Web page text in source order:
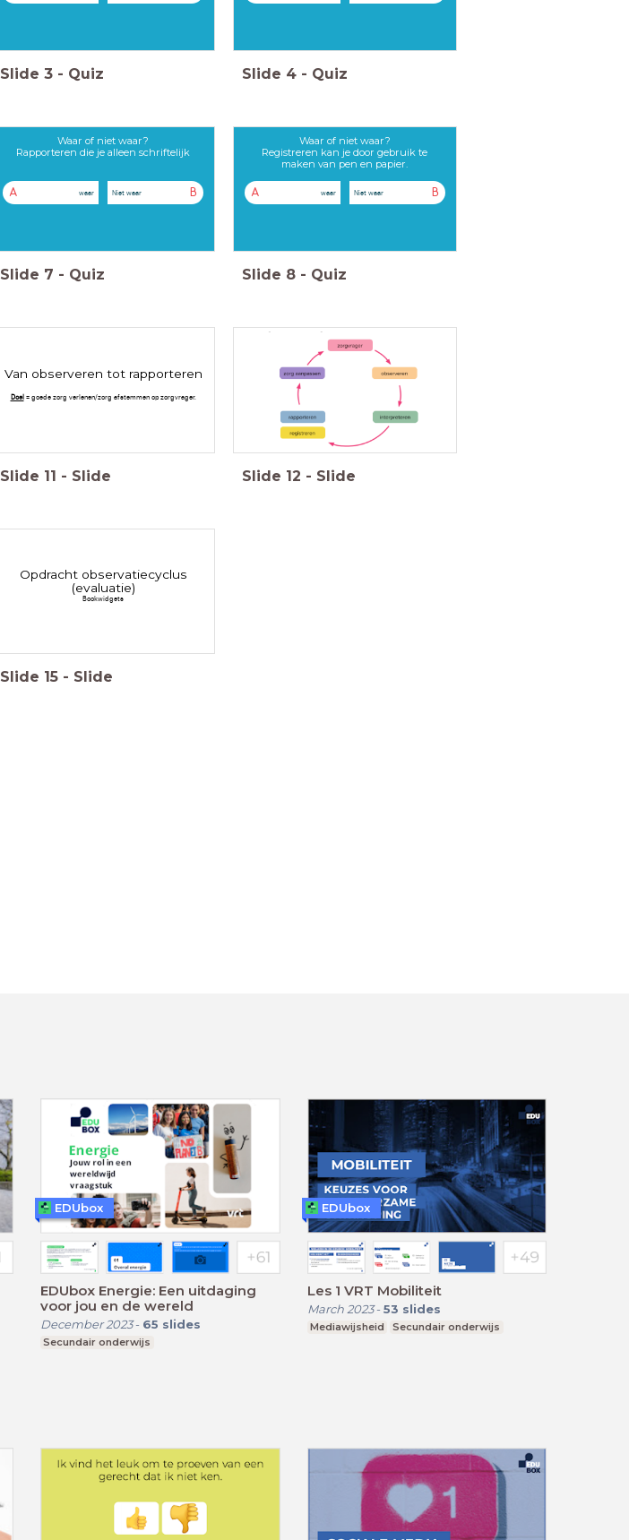
Slide 3 - Quiz Slide 4 - Quiz
Waar of niet waar?
Rapporteren die je alleen schriftelijk
A waar B
Niet waar
Slide 7 - Quiz
Waar of niet waar?
Registreren kan je door gebruik te
maken van pen en papier.
A waar B
Niet waar
Slide 8 - Quiz
Van observeren tot rapporteren
Doel= goede zorg verlenen/zorg afstemmen op zorgvrager.
Slide 11 - Slide Slide 12 - Slide
Opdracht observatiecyclus
(evaluatie)
Bookwidgets
Slide 15 - Slide
EDUbox Energie: Een uitdaging
voor jou en de wereld
December 2023- 65 slides
Secundair onderwijs
EDUbox
Les 1 VRT Mobiliteit
March 2023- 53 slides
Mediawijsheid Secundair onderwijs
EDUbox